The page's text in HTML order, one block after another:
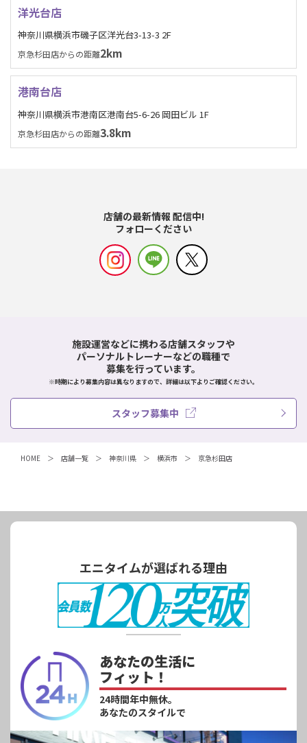
洋光台店
神奈川県横浜市磯子区洋光台3-13-3 2F
京急杉田店からの距離2km
港南台店
神奈川県横浜市港南区港南台5-6-26 岡田ビル 1F
京急杉田店からの距離3.8km
店舗の最新情報 配信中!
フォローください
施設運営などに携わる店舗スタッフや
パーソナルトレーナーなどの職種で
募集を行っています。
※時期により募集内容は異なりますので、詳細は以下よりご確認ください。
スタッフ募集中
HOME 店舗一覧 神奈川県 横浜市 京急杉田店
エニタイムが選ばれる理由
あなたの生活に
フィット！
24時間年中無休。
あなたのスタイルで